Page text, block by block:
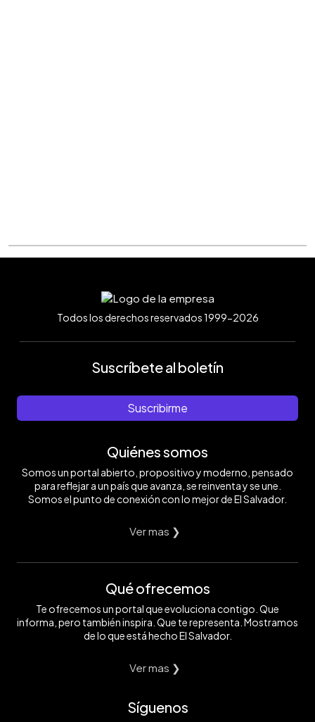
Todos los derechos reservados 1999-2026
Suscríbete al boletín
Suscribirme
Quiénes somos
Somos un portal abierto, propositivo y moderno, pensado
para reflejar a un país que avanza, se reinventa y se une.
Somos el punto de conexión con lo mejor de El Salvador.
Ver mas ❯
Qué ofrecemos
Te ofrecemos un portal que evoluciona contigo. Que
informa, pero también inspira. Que te representa. Mostramos
de lo que está hecho El Salvador.
Ver mas ❯
Síguenos